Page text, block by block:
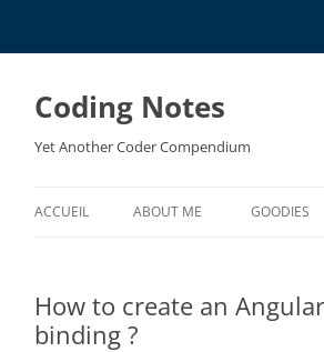
Aller
contenu
Coding Notes
Yet Another Coder Compendium
ACCUEIL ABOUT ME GOODIES
EMV
How to create an
binding ?